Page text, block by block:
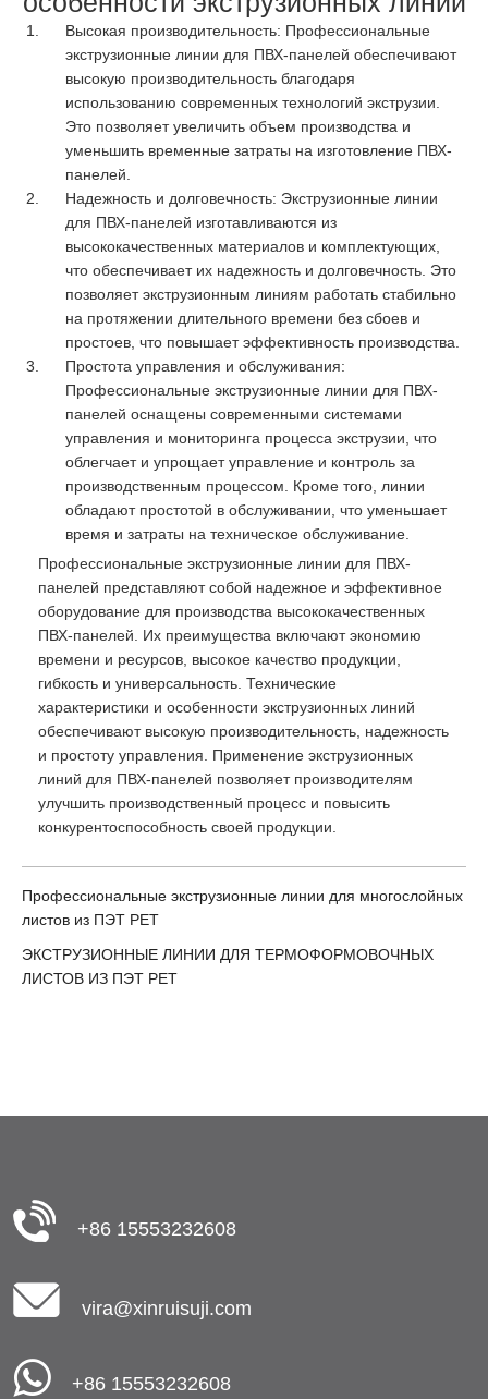
Высокая производительность: Профессиональные
экструзионные линии для ПВХ-панелей обеспечивают
высокую производительность благодаря
использованию современных технологий экструзии.
Это позволяет увеличить объем производства и
уменьшить временные затраты на изготовление ПВХ-
панелей.
Надежность и долговечность: Экструзионные линии
для ПВХ-панелей изготавливаются из
высококачественных материалов и комплектующих,
что обеспечивает их надежность и долговечность. Это
позволяет экструзионным линиям работать стабильно
на протяжении длительного времени без сбоев и
простоев, что повышает эффективность производства.
Простота управления и обслуживания:
Профессиональные экструзионные линии для ПВХ-
панелей оснащены современными системами
управления и мониторинга процесса экструзии, что
облегчает и упрощает управление и контроль за
производственным процессом. Кроме того, линии
обладают простотой в обслуживании, что уменьшает
время и затраты на техническое обслуживание.
Профессиональные экструзионные линии для ПВХ-
панелей представляют собой надежное и эффективное
оборудование для производства высококачественных
ПВХ-панелей. Их преимущества включают экономию
времени и ресурсов, высокое качество продукции,
гибкость и универсальность. Технические
характеристики и особенности экструзионных линий
обеспечивают высокую производительность, надежность
и простоту управления. Применение экструзионных
линий для ПВХ-панелей позволяет производителям
улучшить производственный процесс и повысить
конкурентоспособность своей продукции.
Профессиональные экструзионные линии для многослойных
листов из ПЭТ PET
ЭКСТРУЗИОННЫЕ ЛИНИИ ДЛЯ ТЕРМОФОРМОВОЧНЫХ
ЛИСТОВ ИЗ ПЭТ PET
+86 15553232608
vira@xinruisuji.com
+86 15553232608